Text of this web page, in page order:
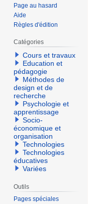
Page au hasard
Aide
Règles d'édition
Catégories
Cours et travaux
Education et
pédagogie
Méthodes de
design et de
recherche
Psychologie et
apprentissage
Socio-
économique et
organisation
Technologies
Technologies
éducatives
Variées
Outils
Pages spéciales